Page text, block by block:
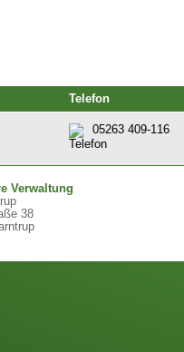
Telefon
05263 409-116
Verwaltung
38